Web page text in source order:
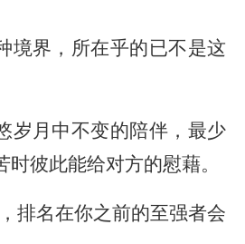
境界，所在乎的已不是这
岁月中不变的陪伴，最少
时彼此能给对方的慰藉。
排名在你之前的至强者会